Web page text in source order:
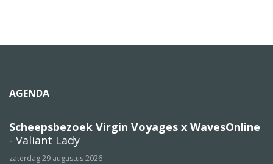
AGENDA
Scheepsbezoek Virgin Voyages x WavesOnline
- Valiant Lady
zaterdag 29 augustus 2026